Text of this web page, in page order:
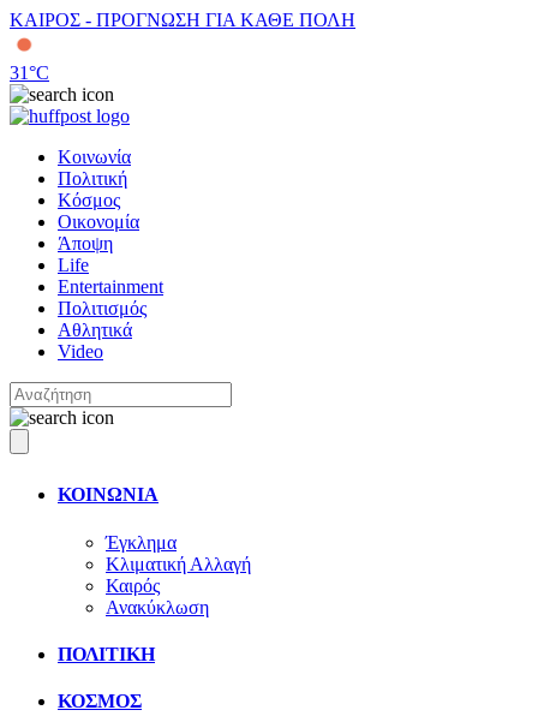
ΚΑΙΡΟΣ - ΠΡΟΓΝΩΣΗ ΓΙΑ ΚΑΘΕ ΠΟΛΗ
31°C
Κοινωνία
Πολιτική
Κόσμος
Οικονομία
Άποψη
Life
Entertainment
Πολιτισμός
Αθλητικά
Video
ΚΟΙΝΩΝΙΑ
Έγκλημα
Κλιματική Αλλαγή
Καιρός
Ανακύκλωση
ΠΟΛΙΤΙΚΗ
ΚΟΣΜΟΣ